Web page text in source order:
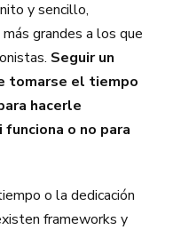
y sencillo,
grandes a los que
Seguir un
tomarse el tiempo
hacerle
o no para
o la dedicación
frameworks y